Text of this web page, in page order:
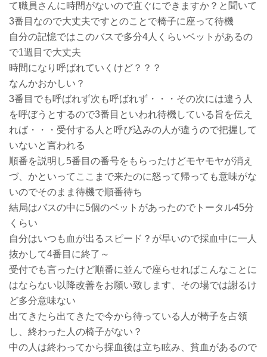
て職員さんに時間がないので直ぐにできますか？と聞いて
3番目なので大丈夫ですとのことで椅子に座って待機
自分の記憶ではこのバスで多分4人くらいベットがあるの
で1週目で大丈夫
時間になり呼ばれていくけど？？？
なんかおかしい？
3番目でも呼ばれず次も呼ばれず・・・その次には違う人
を呼ぼうとするので3番目といわれ待機している旨を伝え
れば・・・受付する人と呼び込みの人が違うので把握して
いないと言われる
順番を説明し5番目の番号をもらったけどモヤモヤが消え
づ、かといってここまで来たのに怒って帰っても意味がな
いのでそのまま待機で順番待ち
結局はバスの中に5個のベットがあったのでトータル45分
くらい
自分はいつも血が出るスピード？が早いので採血中に一人
抜かして4番目に終了～
受付でも言ったけど順番に並んで座らせればこんなことに
はならない以降改善をお願い致します、その場では謝るけ
ど多分意味ない
出てきたら出てきたで今から待っている人が椅子を占領
し、終わった人の椅子がない？
中の人は終わってから採血後は立ち眩み、貧血があるので